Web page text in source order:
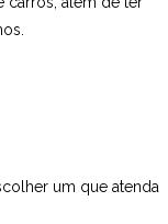
um que atenda